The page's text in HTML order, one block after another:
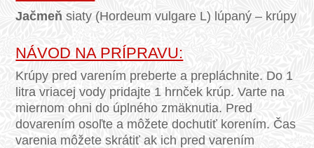
Jačmeň siaty (Hordeum vulgare L) lúpaný – krúpy
NÁVOD NA PRÍPRAVU:
Krúpy pred varením preberte a prepláchnite. Do 1
litra vriacej vody pridajte 1 hrnček krúp. Varte na
miernom ohni do úplného zmäknutia. Pred
dovarením osoľte a môžete dochutiť korením. Čas
varenia môžete skrátiť ak ich pred varením